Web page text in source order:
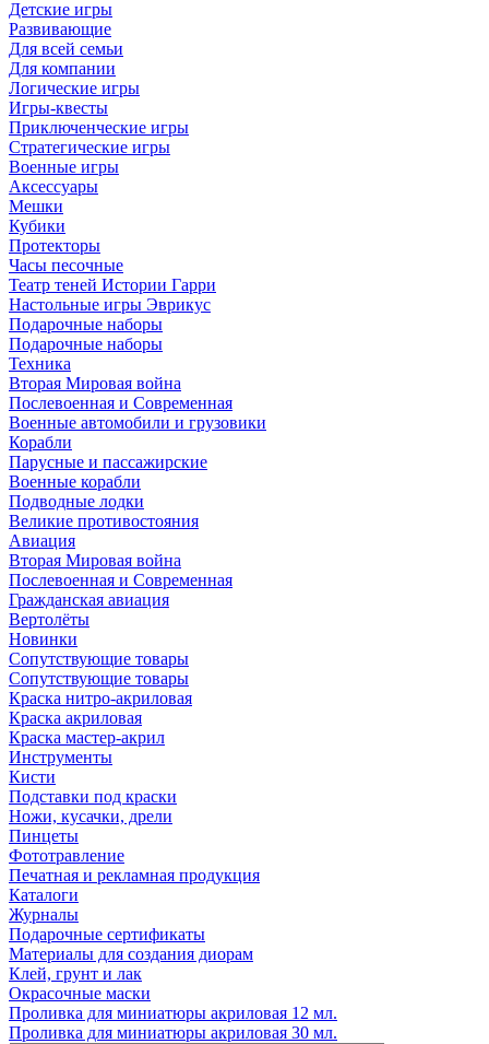
Детские игры
Развивающие
Для всей семьи
Для компании
Логические игры
Игры-квесты
Приключенческие игры
Стратегические игры
Военные игры
Аксессуары
Мешки
Кубики
Протекторы
Часы песочные
Театр теней Истории Гарри
Настольные игры Эврикус
Подарочные наборы
Подарочные наборы
Техника
Вторая Мировая война
Послевоенная и Современная
Военные автомобили и грузовики
Корабли
Парусные и пассажирские
Военные корабли
Подводные лодки
Великие противостояния
Авиация
Вторая Мировая война
Послевоенная и Современная
Гражданская авиация
Вертолёты
Новинки
Сопутствующие товары
Сопутствующие товары
Краска нитро-акриловая
Краска акриловая
Краска мастер-акрил
Инструменты
Кисти
Подставки под краски
Ножи, кусачки, дрели
Пинцеты
Фототравление
Печатная и рекламная продукция
Каталоги
Журналы
Подарочные сертификаты
Материалы для создания диорам
Клей, грунт и лак
Окрасочные маски
Проливка для миниатюры акриловая 12 мл.
Проливка для миниатюры акриловая 30 мл.